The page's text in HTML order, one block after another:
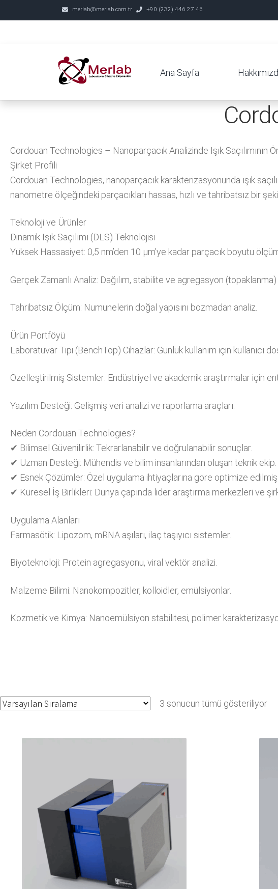
merlab@merlab.com.tr +90 (232) 446 27 46
Ana Sayfa
Cordouan Technologies – Nanoparçacık Analizinde Işık Saçılımının
Şirket Profili
Cordouan Technologies, nanoparçacık karakterizasyonunda ışık
nanometre ölçeğindeki parçacıkları hassas, hızlı ve tahribatsız bir
Teknoloji ve Ürünler
Dinamik Işık Saçılımı (DLS) Teknolojisi
Yüksek Hassasiyet: 0,5 nm’den 10 µm’ye kadar parçacık boyutu
Gerçek Zamanlı Analiz: Dağılım, stabilite ve agregasyon (topaklanma)
Tahribatsız Ölçüm: Numunelerin doğal yapısını bozmadan analiz.
Ürün Portföyü
Laboratuvar Tipi (BenchTop) Cihazlar: Günlük kullanım için kullanıcı
Özelleştirilmiş Sistemler: Endüstriyel ve akademik araştırmalar için
Yazılım Desteği: Gelişmiş veri analizi ve raporlama araçları.
Neden Cordouan Technologies?
✔ Bilimsel Güvenilirlik: Tekrarlanabilir ve doğrulanabilir sonuçlar.
✔ Uzman Desteği: Mühendis ve bilim insanlarından oluşan teknik ekip.
✔ Esnek Çözümler: Özel uygulama ihtiyaçlarına göre optimize
✔ Küresel İş Birlikleri: Dünya çapında lider araştırma merkezleri ve
Uygulama Alanları
Farmasötik: Lipozom, mRNA aşıları, ilaç taşıyıcı sistemler.
Biyoteknoloji: Protein agregasyonu, viral vektör analizi.
Malzeme Bilimi: Nanokompozitler, kolloidler, emülsiyonlar.
Kozmetik ve Kimya: Nanoemülsiyon stabilitesi, polimer
3 sonucun tümü gösteriliyor